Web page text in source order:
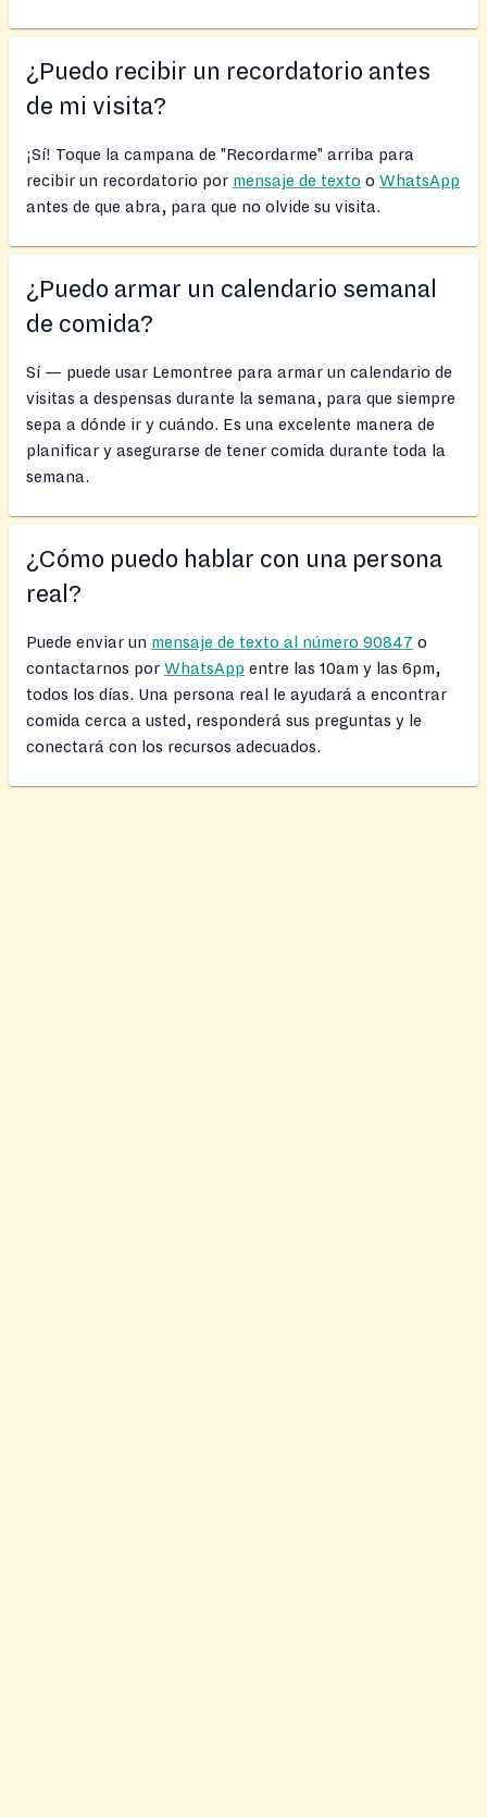
¿Puedo recibir un recordatorio antes
de mi visita?
¡Sí! Toque la campana de "Recordarme" arriba para
recibir un recordatorio por mensaje de texto o WhatsApp
antes de que abra, para que no olvide su visita.
¿Puedo armar un calendario semanal
de comida?
Sí — puede usar Lemontree para armar un calendario de
visitas a despensas durante la semana, para que siempre
sepa a dónde ir y cuándo. Es una excelente manera de
planificar y asegurarse de tener comida durante toda la
semana.
¿Cómo puedo hablar con una persona
real?
Puede enviar un mensaje de texto al número 90847 o
contactarnos por WhatsApp entre las 10am y las 6pm,
todos los días. Una persona real le ayudará a encontrar
comida cerca a usted, responderá sus preguntas y le
conectará con los recursos adecuados.